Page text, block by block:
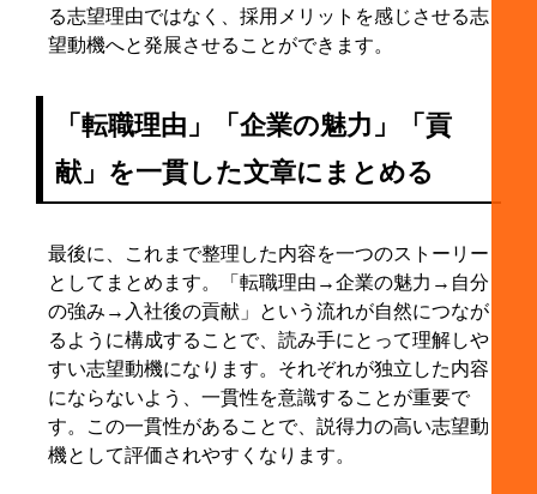
る志望理由ではなく、採用メリットを感じさせる志
望動機へと発展させることができます。
「転職理由」「企業の魅力」「貢
献」を一貫した文章にまとめる
最後に、これまで整理した内容を一つのストーリー
としてまとめます。「転職理由→企業の魅力→自分
の強み→入社後の貢献」という流れが自然につなが
るように構成することで、読み手にとって理解しや
すい志望動機になります。それぞれが独立した内容
にならないよう、一貫性を意識することが重要で
す。この一貫性があることで、説得力の高い志望動
機として評価されやすくなります。